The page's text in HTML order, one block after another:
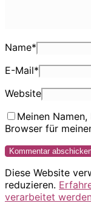
Name*
E-Mail*
Website
Meinen
Browser für
Diese Website
reduzieren.
verarbeitet